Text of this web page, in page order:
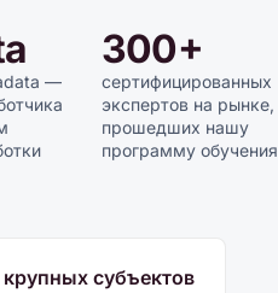
—
300+
сертифицированных
экспертов на рынке,
прошедших нашу
программу обучения
субъектов